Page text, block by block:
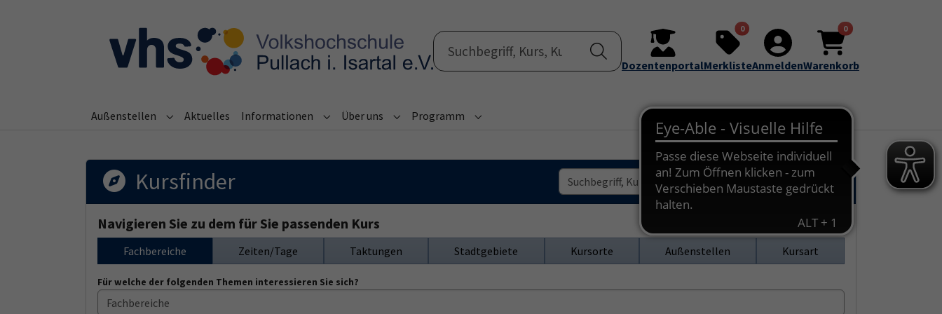
Dozentenportal
0
MerklisteAnmelden
0
Warenkorb
Außenstellen Submenu for "Außenstellen"
Aktuelles Informationen Submenu for "Informationen"
Über uns Submenu for "Über uns"
Programm Submenu for "Programm"
Kursfinder
Navigieren Sie zu dem für Sie passenden Kurs
Fachbereiche Zeiten/Tage Taktungen Stadtgebiete Kursorte Außenstellen Kursart
Für welche der folgenden Themen interessieren Sie sich?